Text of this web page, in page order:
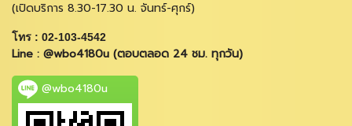
(เปิดบริการ 8.30-17.30 น. จันทร์-ศุกร์)
โทร : 02-103-4542
Line : @wbo4180u (ตอบตลอด 24 ชม. ทุกวัน)
@wbo4180u